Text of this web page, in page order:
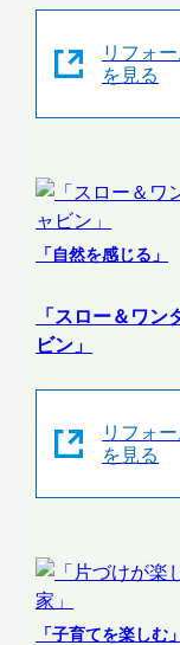
リフォ
を見る
「自然を感じる」
「スロー＆ワン
ビン」
リフォ
を見る
「子育てを楽しむ」